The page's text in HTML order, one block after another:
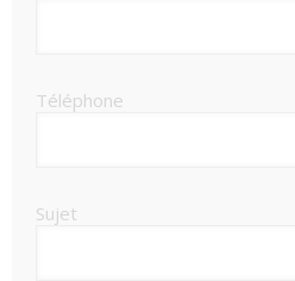
Téléphone
Sujet